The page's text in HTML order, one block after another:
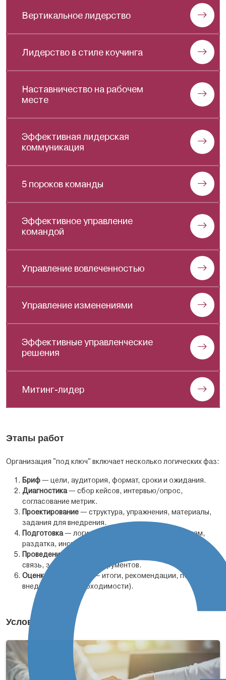
Вертикальное лидерство
Лидерство в стиле коучинга
Наставничество на рабочем
месте
Эффективная лидерская
коммуникация
5 пороков команды
Эффективное управление
командой
Управление вовлеченностью
Управление изменениями
Эффективные управленческие
решения
Митинг-лидер
Этапы работ
Организация "под ключ" включает несколько логических фаз:
Бриф— цели, аудитория, формат, сроки и ожидания.
Диагностика— сбор кейсов, интервью/опрос,
согласование метрик.
Проектирование— структура, упражнения, материалы,
задания для внедрения.
Подготовка— логистика, коммуникации участникам,
раздатка, инструкции.
Проведение
связь, закрепление инструментов.
Оценка и внедрение
— итоги, рекомендации, поддержка
внедрения (по необходимости).
Условия